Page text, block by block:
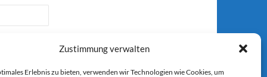
Zustimmung verwalten
Erlebnis zu bieten, verwenden wir Technologien wie Cookies, um